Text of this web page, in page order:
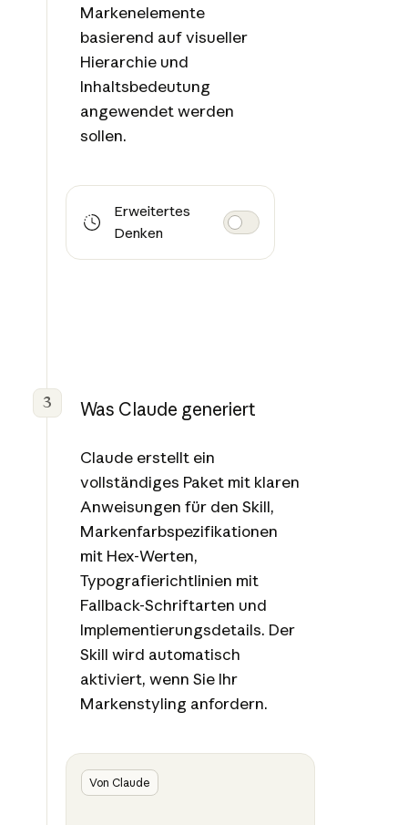
Markenelemente
basierend auf visueller
Hierarchie und
Inhaltsbedeutung
angewendet werden
sollen.
Erweitertes
Denken
3 Was Claude generiert
Claude erstellt ein
vollständiges Paket mit klaren
Anweisungen für den Skill,
Markenfarbspezifikationen
mit Hex-Werten,
Typografierichtlinien mit
Fallback-Schriftarten und
Implementierungsdetails. Der
Skill wird automatisch
aktiviert, wenn Sie Ihr
Markenstyling anfordern.
Von Claude